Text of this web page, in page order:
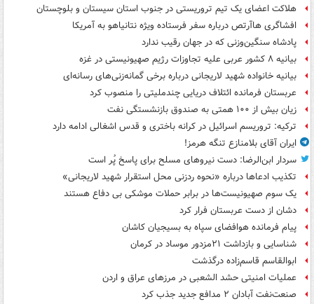
هلاکت اعضای یک تیم تروریستی در جنوب استان سیستان و بلوچستان
افشاگری هاآرتص درباره سفر فرستاده ویژه نتانیاهو به آمریکا
پادشاه سنگین‌وزنی که در جهان رقیب ندارد
بیانیه ۸ کشور عربی علیه تجاوزات رژیم صهیونیستی در غزه
بیانیه خانواده شهید لاریجانی درباره برخی گمانه‌زنی‌های رسانه‌ای
عربستان فرمانده ائتلاف دریایی چندملیتی را منصوب کرد
زیان بیش از ۱۰۰ همتی به صندوق‌ بازنشستگی نفت
ترکیه: تروریسم اسرائیل در کرانه باختری و قدس اشغالی ادامه دارد
ایران آقای بلامنازع تنگه هرمز!
سردار ابن‌الرضا: دست نیروهای مسلح برای پاسخ پُر است
تکذیب ادعاها درباره «نحوه ردزنی محل استقرار شهید لاریجانی»
یک‌ سوم صهیونیست‌ها در برابر حملات موشکی بی دفاع هستند
دشان از دست عربستان فرار کرد
پیام فرمانده هوافضای سپاه به بسیجیان کاشان
شناسایی و بازداشت ۲۱مزدور موساد در کرمان
ابوالقاسم قاسم‌زاده درگذشت
عملیات امنیتی حشد الشعبی در مرزهای عراق و اردن
صنعت‌نفت آبادان ۲ مدافع جدید جذب کرد